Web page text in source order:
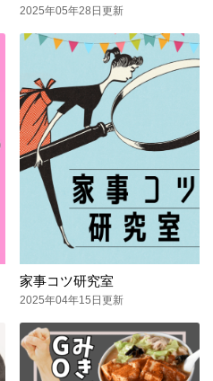
2025年05年28日更新
家事コツ研究室
2025年04年15日更新